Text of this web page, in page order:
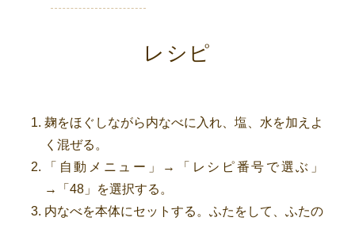
レシピ
麹をほぐしながら内なべに入れ、塩、水を加えよ
く混ぜる。
「自動メニュー」→「レシピ番号で選ぶ」
→「48」を選択する。
内なべを本体にセットする。ふたをして、ふたの